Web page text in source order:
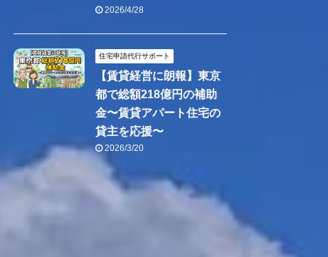
2026/4/28
住宅申請代行サポート
【賃貸経営に朗報】東京
都で総額218億円の補助
金〜賃貸アパート住宅の
貸主を応援〜
2026/3/20